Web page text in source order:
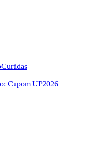
Cupom UP2026